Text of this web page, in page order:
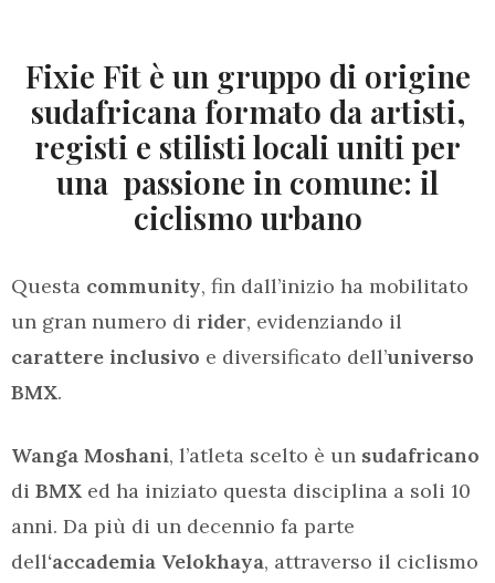
Fixie Fit è un gruppo di origine
sudafricana formato da artisti,
registi e stilisti locali uniti per
una passione in comune: il
ciclismo urbano
Questa community, fin dall’inizio ha mobilitato
un gran numero di rider, evidenziando il
carattere inclusivo e diversificato dell’universo
BMX.
Wanga Moshani, l’atleta scelto è un sudafricano
di BMX ed ha iniziato questa disciplina a soli 10
anni. Da più di un decennio fa parte
dell‘accademia Velokhaya, attraverso il ciclismo